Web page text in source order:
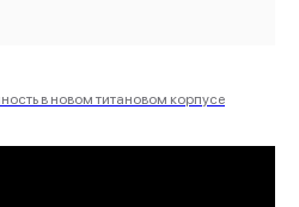
в новом титановом корпусе